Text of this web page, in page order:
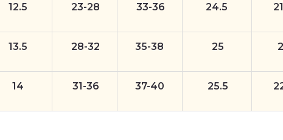
12.5 23-28 33-36 24.5
13.5 28-32 35-38 25
14 31-36 37-40 25.5